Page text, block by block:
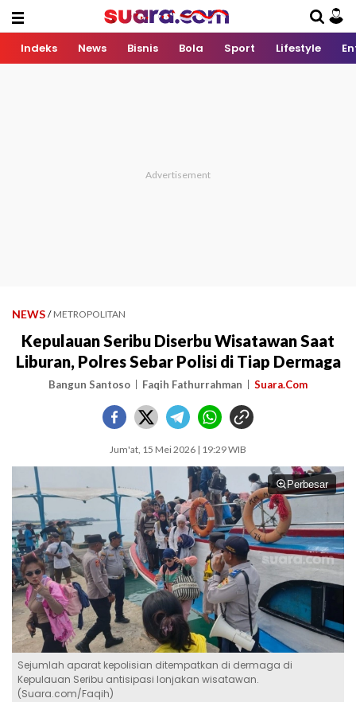
Indeks News Bisnis Bola Sport Lifestyle
NEWS / METROPOLITAN
Kepulauan Seribu Diserbu Wisatawan Saat
Liburan, Polres Sebar Polisi di Tiap Dermaga
Bangun Santoso Faqih Fathurrahman Suara.Com
Jum'at, 15 Mei 2026 | 19:29 WIB
Perbesar
Sejumlah aparat kepolisian ditempatkan di dermaga di
Kepulauan Seribu antisipasi lonjakan wisatawan.
(Suara.com/Faqih)